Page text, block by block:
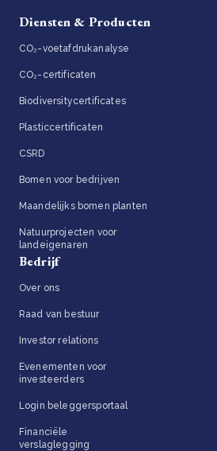
Diensten & Producten
CO₂-voetafdrukanalyse
CO₂-certificaten
Biodiversitycertificates
Plasticcertificaten
CSRD
Bomen voor bedrijven
Maandelijks bomen planten
Natuurprojecten voor
landeigenaren
Bedrijf
Over ons
Raad van bestuur
Investor relations
Evenementen voor
investeerders
Login beleggersportaal
Financiële
verslaglegging